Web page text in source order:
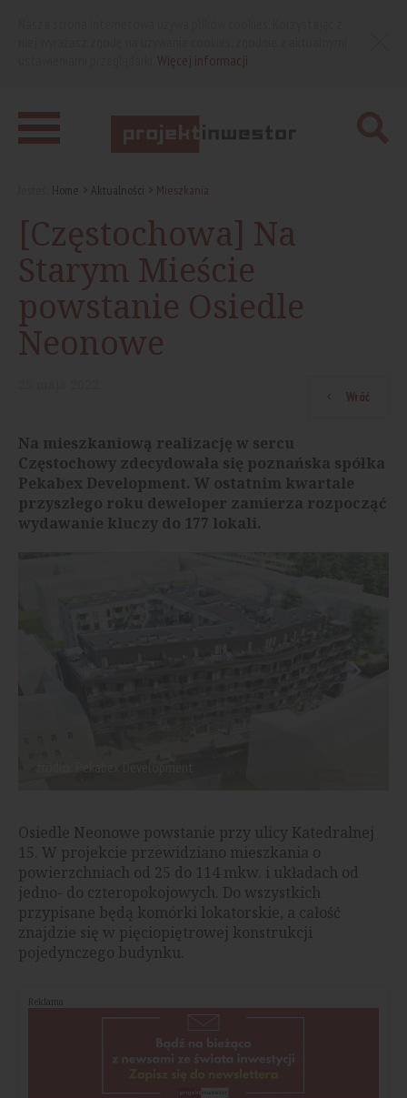
Home Aktualności Mieszkania
[Częstochowa] Na
Starym Mieście
powstanie Osiedle
Neonowe
Wróć
Na mieszkaniową realizację w sercu
Częstochowy zdecydowała się poznańska spółka
Pekabex Development. W ostatnim kwartale
przyszłego roku deweloper zamierza rozpocząć
wydawanie kluczy do 177 lokali.
Osiedle Neonowe powstanie przy ulicy Katedralnej
15. W projekcie przewidziano mieszkania o
powierzchniach od 25 do 114 mkw. i układach od
jedno- do czteropokojowych. Do wszystkich
przypisane będą komórki lokatorskie, a całość
znajdzie się w pięciopiętrowej konstrukcji
pojedynczego budynku.
Reklama